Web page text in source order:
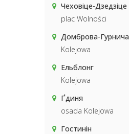
Чеховіце-Дзедзіце
plac Wolności
Домброва-Гурнича
Kolejowa
Ельблонг
Kolejowa
Ґдиня
osada Kolejowa
Гостинін